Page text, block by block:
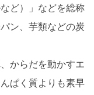
ど）」などを総称
ン、芋類などの炭
からだを動かすエ
ぱく質よりも素早